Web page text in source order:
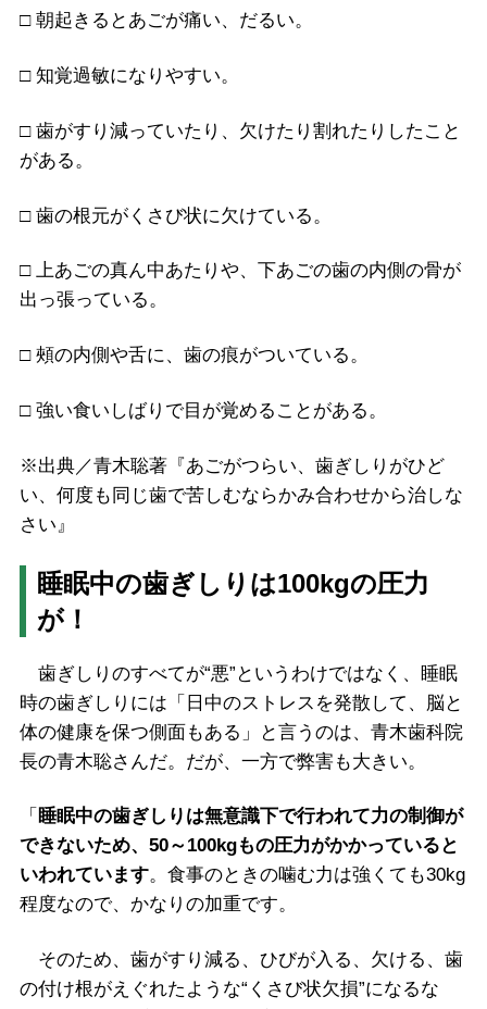
□ 朝起きるとあごが痛い、だるい。
□ 知覚過敏になりやすい。
□ 歯がすり減っていたり、欠けたり割れたりしたこと
がある。
□ 歯の根元がくさび状に欠けている。
□ 上あごの真ん中あたりや、下あごの歯の内側の骨が
出っ張っている。
□ 頰の内側や舌に、歯の痕がついている。
□ 強い食いしばりで目が覚めることがある。
※出典／青木聡著『あごがつらい、歯ぎしりがひど
い、何度も同じ歯で苦しむならかみ合わせから治しな
さい』
睡眠中の歯ぎしりは100kgの圧力
が！
歯ぎしりのすべてが“悪”というわけではなく、睡眠
時の歯ぎしりには「日中のストレスを発散して、脳と
体の健康を保つ側面もある」と言うのは、青木歯科院
長の青木聡さんだ。だが、一方で弊害も大きい。
「 睡眠中の歯ぎしりは無意識下で行われて力の制御が
できないため、50～100kgもの圧力がかかっていると
いわれています。食事のときの噛む力は強くても30kg
程度なので、かなりの加重です。
そのため、歯がすり減る、ひびが入る、欠ける、歯
の付け根がえぐれたような“くさび状欠損”になるな